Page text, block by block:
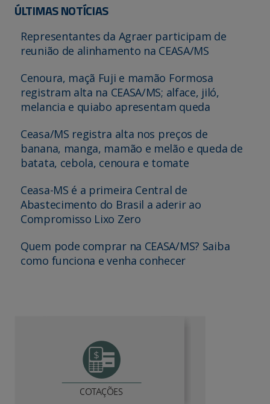
ÚLTIMAS NOTÍCIAS
Representantes da Agraer participam de
reunião de alinhamento na CEASA/MS
Cenoura, maçã Fuji e mamão Formosa
registram alta na CEASA/MS; alface, jiló,
melancia e quiabo apresentam queda
Ceasa/MS registra alta nos preços de
banana, manga, mamão e melão e queda de
batata, cebola, cenoura e tomate
Ceasa-MS é a primeira Central de
Abastecimento do Brasil a aderir ao
Compromisso Lixo Zero
Quem pode comprar na CEASA/MS? Saiba
como funciona e venha conhecer